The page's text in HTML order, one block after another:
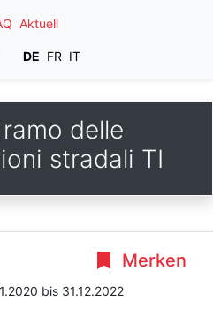
Aktuell
DE FR IT
delle
stradali TI
Merken
bis 31.12.2022